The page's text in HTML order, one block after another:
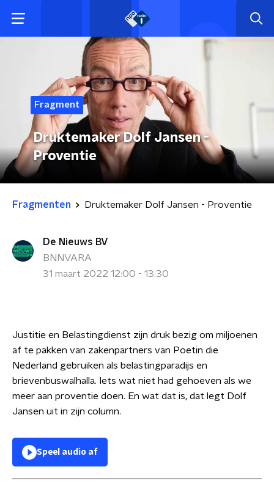
Fragment
Druktemaker Dolf Jansen -
Proventie
Fragmenten Druktemaker Dolf Jansen - Proventie
De Nieuws BV
BNNVARA
31 maart 2022 12:00 - 13:30
Justitie en Belastingdienst zijn druk bezig om miljoenen
af te pakken van zakenpartners van Poetin die
Nederland gebruiken als belastingparadijs en
brievenbuswalhalla. Iets wat niet had gehoeven als we
meer aan proventie doen. En wat dat is, dat legt Dolf
Jansen uit in zijn column.
Speel audio af